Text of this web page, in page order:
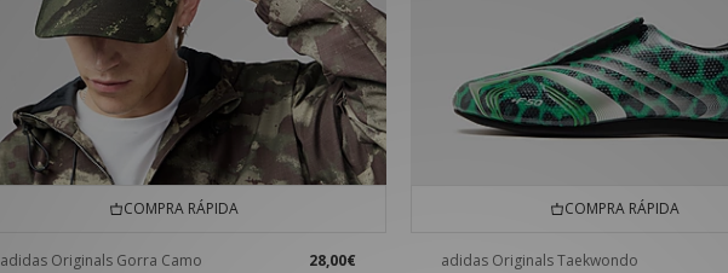
COMPRA RÁPIDA
adidas Originals Gorra Camo 28,00€
COMPRA RÁPIDA
adidas Originals Taekwondo